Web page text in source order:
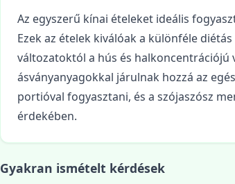
Az egyszerű kínai ételeket ideális
Ezek az ételek kiválóak a különféle
változatoktól a hús és halkoncentrációjú
ásványanyagokkal járulnak hozzá az
portióval fogyasztani, és a szójaszósz
érdekében.
Gyakran ismételt kérdések